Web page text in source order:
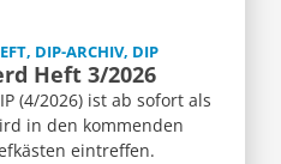
DIP-ARCHIV, DIP
Heft 3/2026
(4/2026) ist ab sofort als
in den kommenden
eintreffen.